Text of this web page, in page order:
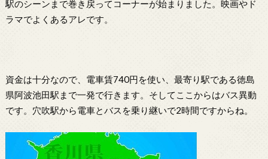
駅のシーンまで巻き戻ってコーナーが始まりました。映画やド
ラマでよくあるアレです。
資金は十分なので、電車賃740円を使い、最寄り駅である徳島
県阿波池田駅まで一発で行きます。そしてここからはバス異動
です。穴吹駅から電車とバスを乗り継いで2時間ですからね。